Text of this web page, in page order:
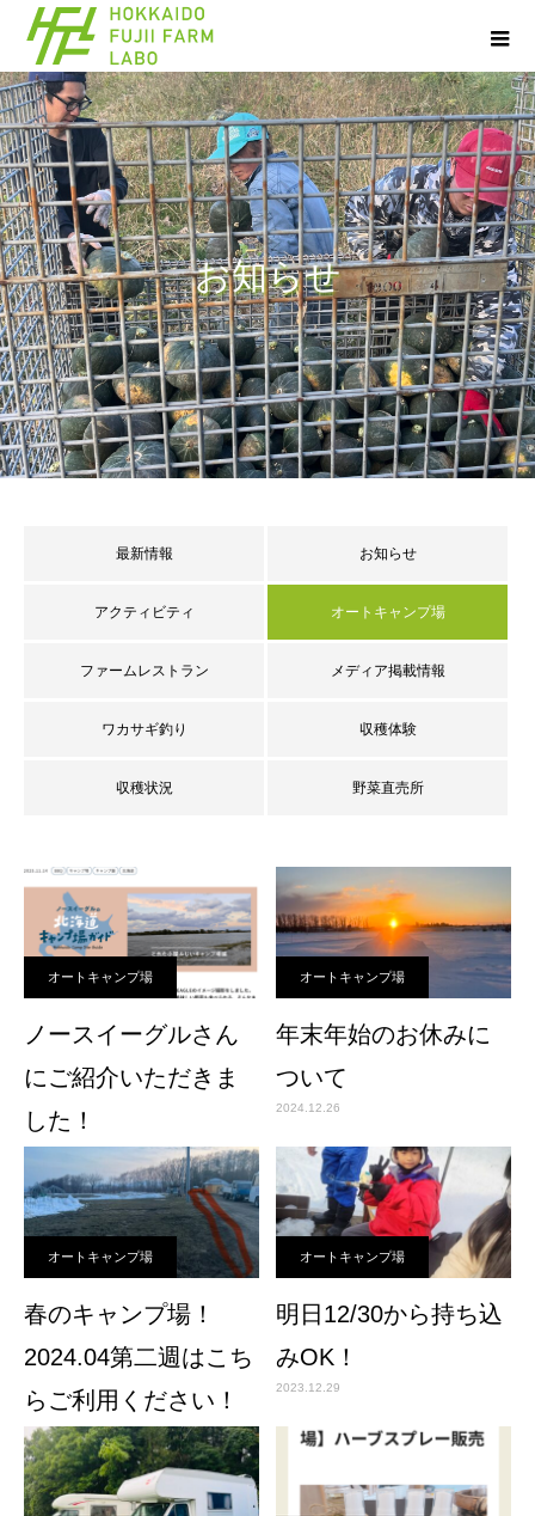
お知らせ
最新情報 お知らせ
アクティビティ オートキャンプ場
ファームレストラン メディア掲載情報
ワカサギ釣り 収穫体験
収穫状況 野菜直売所
オートキャンプ場
ノースイーグルさん
にご紹介いただきま
した！
2025.11.19
オートキャンプ場
年末年始のお休みに
ついて
2024.12.26
オートキャンプ場
春のキャンプ場！
2024.04第二週はこち
らご利用ください！
2024.04.04
オートキャンプ場
明日12/30から持ち込
みOK！
2023.12.29